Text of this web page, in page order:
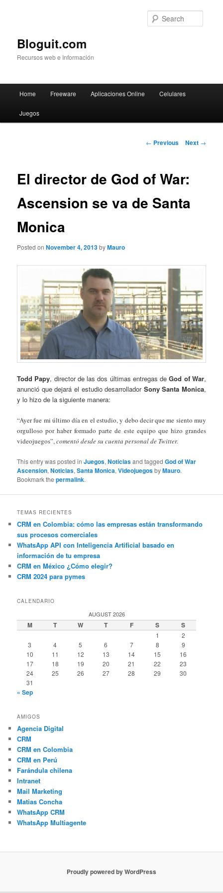
Bloguit.com
Recursos web e Información
Skip
to
Home Freeware Aplicaciones Online Celulares
Juegos
Post
← Previous Next →
El director de God of War:
Ascension se va de Santa
Monica
Posted onNovember 4, 2013byMauro
Todd Papy, director de las dos últimas entregas deGod of War,
anunció que dejará el estudio desarrollador Sony Santa Monica,
y lo hizo de la siguiente manera:
“Ayer fue mi último día en el estudio, y debo decir que me siento muy
orgulloso por haber formado parte de este equipo que hizo grandes
videojuegos”,comentó desde su cuenta personal de Twitter.
This entry was posted inJuegos,Noticiasand taggedGod of War
Ascension,Noticias,Santa Monica,VideojuegosbyMauro.
Bookmark thepermalink.
TEMAS RECIENTES
CRM en Colombia: cómo las empresas están transformando
sus procesos comerciales
WhatsApp API con Inteligencia Artificial basado en
información de tu empresa
CRM en México ¿Cómo elegir?
CRM 2024 para pymes
CALENDARIO
AUGUST 2026
M T W T F S S
1
2
3
4 5 6 7 8
9
10
11 12 13 14 15
16
17
18 19 20 21 22
23
24
25 26 27 28 29
30
31
« Sep
AMIGOS
Agencia Digital
CRM
CRM en Colombia
CRM en Perú
Farándula chilena
Intranet
Mail Marketing
Matias Concha
WhatsApp CRM
WhatsApp Multiagente
Proudly powered by WordPress